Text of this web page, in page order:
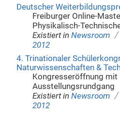
Deutscher
Freiburger Online-
Physikalisch-
Existiert in Newsroom /
2012
4. Trinationaler
Naturwissenschaften &
Kongresseröffnung mit
Ausstellungsrundgang
Existiert in Newsroom /
2012